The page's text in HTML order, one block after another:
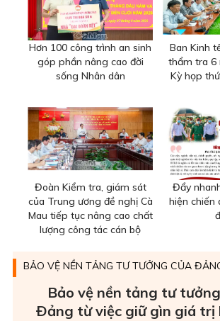
Hơn 100 công trình an sinh
góp phần nâng cao đời
sống Nhân dân
Ban Kinh
thẩm tra 6
Kỳ họp
Đoàn Kiểm tra, giám sát
của Trung ương đề nghị Cà
Mau tiếp tục nâng cao chất
lượng công tác cán bộ
Đẩy
hiện chiến
BẢO VỆ NỀN TẢNG TƯ TƯỞNG CỦA
Bảo vệ nền tảng tư
Ðảng từ việc giữ gìn giá trị